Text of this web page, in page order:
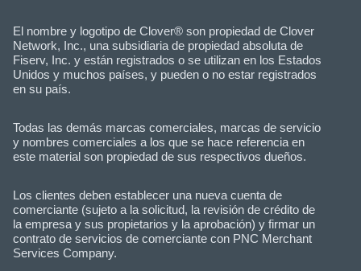
El nombre y logotipo de Clover® son propiedad de Clover
Network, Inc., una subsidiaria de propiedad absoluta de
Fiserv, Inc. y están registrados o se utilizan en los Estados
Unidos y muchos países, y pueden o no estar registrados
en su país.
Todas las demás marcas comerciales, marcas de servicio
y nombres comerciales a los que se hace referencia en
este material son propiedad de sus respectivos dueños.
Los clientes deben establecer una nueva cuenta de
comerciante (sujeto a la solicitud, la revisión de crédito de
la empresa y sus propietarios y la aprobación) y firmar un
contrato de servicios de comerciante con PNC Merchant
Services Company.